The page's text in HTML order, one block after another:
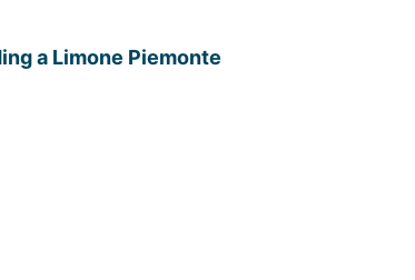
a Limone Piemonte